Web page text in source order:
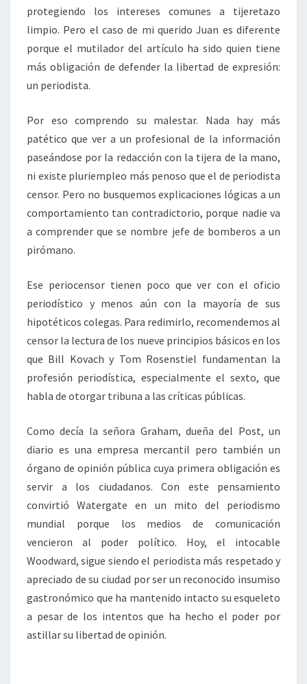
protegiendo los intereses comunes a tijeretazo
limpio. Pero el caso de mi querido Juan es diferente
porque el mutilador del artículo ha sido quien tiene
más obligación de defender la libertad de expresión:
un periodista.
Por eso comprendo su malestar. Nada hay más
patético que ver a un profesional de la información
paseándose por la redacción con la tijera de la mano,
ni existe pluriempleo más penoso que el de periodista
censor. Pero no busquemos explicaciones lógicas a un
comportamiento tan contradictorio, porque nadie va
a comprender que se nombre jefe de bomberos a un
pirómano.
Ese periocensor tienen poco que ver con el oficio
periodístico y menos aún con la mayoría de sus
hipotéticos colegas. Para redimirlo, recomendemos al
censor la lectura de los nueve principios básicos en los
que Bill Kovach y Tom Rosenstiel fundamentan la
profesión periodística, especialmente el sexto, que
habla de otorgar tribuna a las críticas públicas.
Como decía la señora Graham, dueña del Post, un
diario es una empresa mercantil pero también un
órgano de opinión pública cuya primera obligación es
servir a los ciudadanos. Con este pensamiento
convirtió Watergate en un mito del periodismo
mundial porque los medios de comunicación
vencieron al poder político. Hoy, el intocable
Woodward, sigue siendo el periodista más respetado y
apreciado de su ciudad por ser un reconocido insumiso
gastronómico que ha mantenido intacto su esqueleto
a pesar de los intentos que ha hecho el poder por
astillar su libertad de opinión.